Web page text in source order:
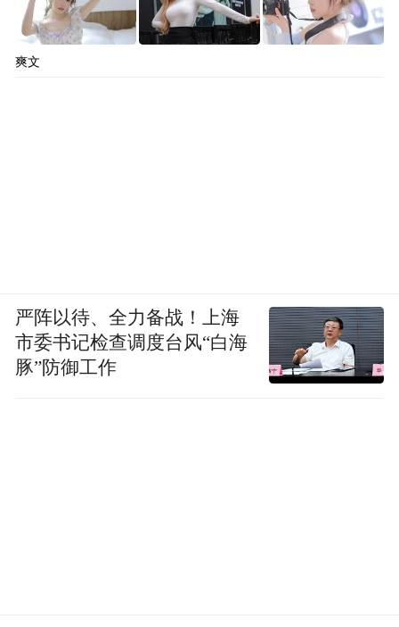
爽文
严阵以待、全力备战！上海
市委书记检查调度台风“白海
豚”防御工作